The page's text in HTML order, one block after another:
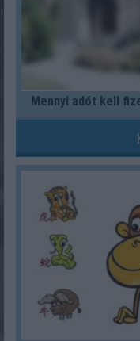
Mennyi adót kell